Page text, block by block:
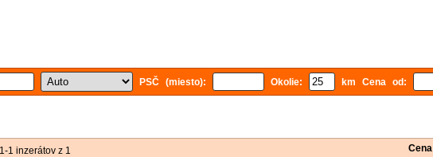
PSČ (miesto): Okolie: km Cena od:
1 inzerátov z 1 Cena